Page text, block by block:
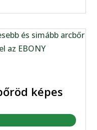
képes